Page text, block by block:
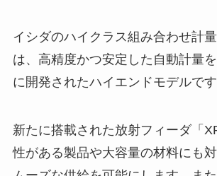
イシダのハイクラス組み合わせ計
は、高精度かつ安定した自動計量
に開発されたハイエンドモデルです
新たに搭載された放射フィーダ「
性がある製品や大容量の材料にも